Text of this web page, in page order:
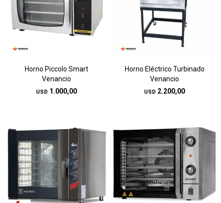
Horno Piccolo Smart
Venancio
USD 1.000,00
Horno Eléctrico Turbinado
Venancio
USD 2.200,00